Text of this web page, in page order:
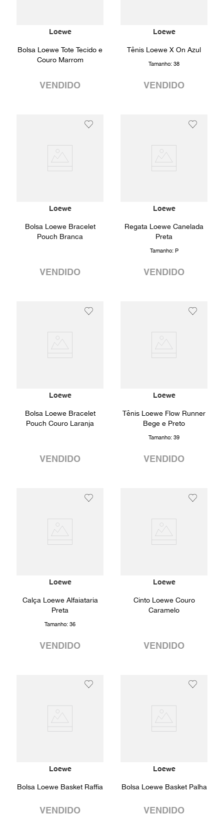
Loewe
Bolsa Loewe Tote Tecido e
Couro Marrom
VENDIDO
Loewe
Tênis Loewe X On Azul
Tamanho: 38
VENDIDO
Loewe
Bolsa Loewe Bracelet
Pouch Branca
VENDIDO
Loewe
Regata Loewe Canelada
Preta
Tamanho: P
VENDIDO
Loewe
Bolsa Loewe Bracelet
Pouch Couro Laranja
VENDIDO
Loewe
Tênis Loewe Flow Runner
Bege e Preto
Tamanho: 39
VENDIDO
Loewe
Calça Loewe Alfaiataria
Preta
Tamanho: 36
VENDIDO
Loewe
Cinto Loewe Couro
Caramelo
VENDIDO
Loewe
Bolsa Loewe Basket Raffia
VENDIDO
Loewe
Bolsa Loewe Basket Palha
VENDIDO